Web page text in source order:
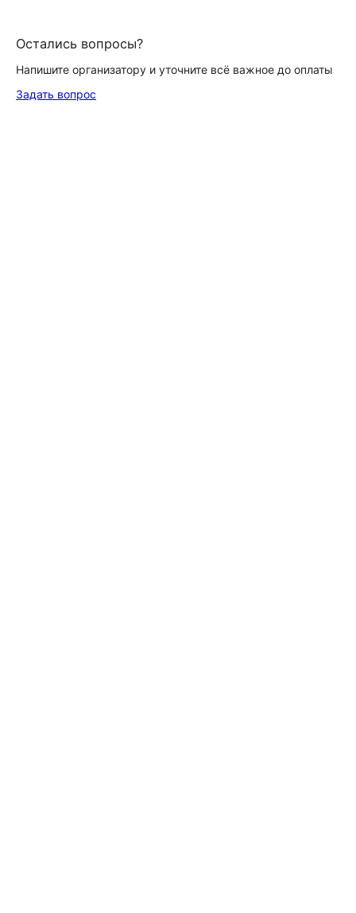
Остались вопросы?
Напишите организатору и уточните всё важное до оплаты
Задать вопрос